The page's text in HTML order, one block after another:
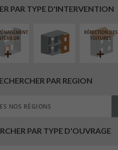
PAR TYPE D'INTERVENTION
RÉFECTION DES
TOITURES
PAR REGION
PAR TYPE D'OUVRAGE